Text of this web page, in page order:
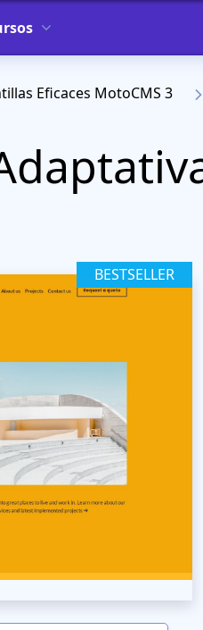
Eficaces MotoCMS 3
BESTSELLER